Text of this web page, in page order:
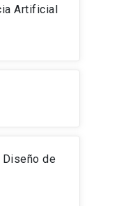
Artificial
Diseño de